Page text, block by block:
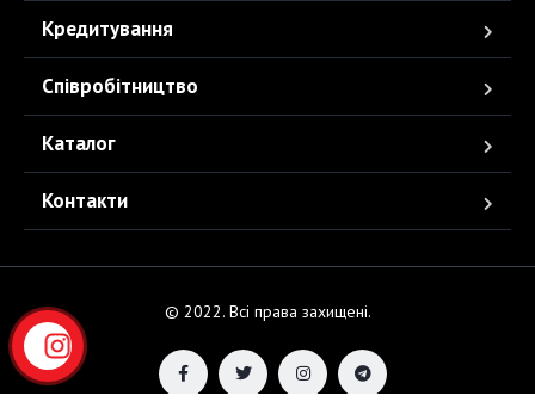
Кредитування
Співробітництво
Каталог
Контакти
© 2022. Всі права захищені.